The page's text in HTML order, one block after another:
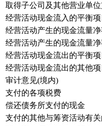
取得子公司及其他营业单
经营活动现金流入的平衡项
经营活动产生的现金流量净
经营活动产生的现金流量净
经营活动现金流出的平衡项
经营活动现金流出的其他项
审计意见(境内)
支付的各项税费
偿还债务所支付的现金
支付的其他与筹资活动有